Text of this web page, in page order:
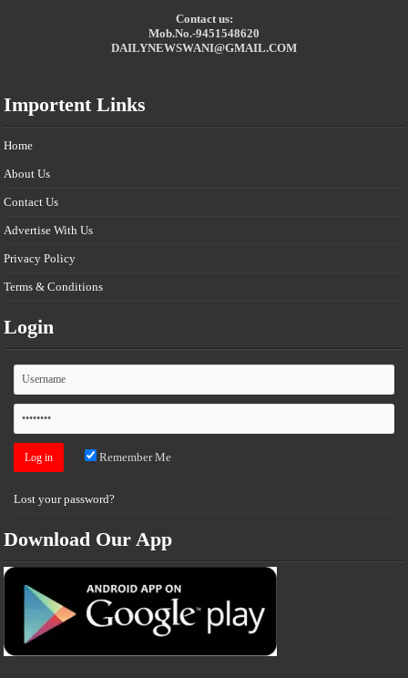
Contact us:
Mob.No.-9451548620
DAILYNEWSWANI@GMAIL.COM
Importent Links
Home
About Us
Contact Us
Advertise With Us
Privacy Policy
Terms & Conditions
Login
Remember Me
Lost your password?
Download Our App